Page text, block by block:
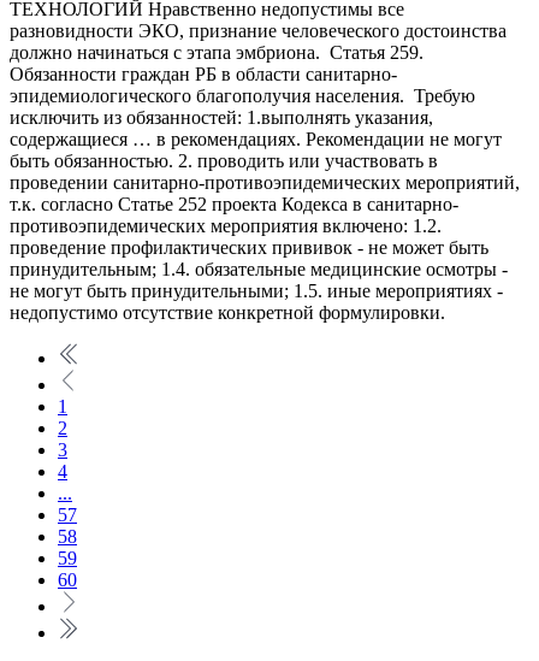
ТЕХНОЛОГИЙ Нравственно недопустимы все
разновидности ЭКО, признание человеческого достоинства
должно начинаться с этапа эмбриона. Статья 259.
Обязанности граждан РБ в области санитарно-
эпидемиологического благополучия населения. Требую
исключить из обязанностей: 1.выполнять указания,
содержащиеся … в рекомендациях. Рекомендации не могут
быть обязанностью. 2. проводить или участвовать в
проведении санитарно-противоэпидемических мероприятий,
т.к. согласно Статье 252 проекта Кодекса в санитарно-
противоэпидемических мероприятия включено: 1.2.
проведение профилактических прививок - не может быть
принудительным; 1.4. обязательные медицинские осмотры -
не могут быть принудительными; 1.5. иные мероприятиях -
недопустимо отсутствие конкретной формулировки.
1
2
3
4
...
57
58
59
60